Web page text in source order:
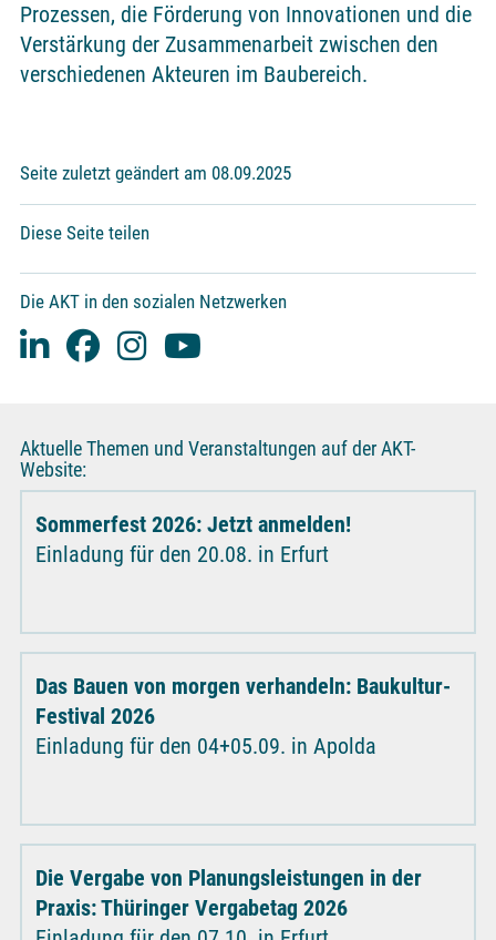
Prozessen, die Förderung von Innovationen und die
Verstärkung der Zusammenarbeit zwischen den
verschiedenen Akteuren im Baubereich.
Seite zuletzt geändert am 08.09.2025
Diese Seite teilen
Die AKT in den sozialen Netzwerken
Aktuelle Themen und Veranstaltungen auf der AKT-
Website:
Sommerfest 2026: Jetzt anmelden!
Einladung für den 20.08. in Erfurt
Das Bauen von morgen verhandeln: Baukultur-
Festival 2026
Einladung für den 04+05.09. in Apolda
Die Vergabe von Planungsleistungen in der
Praxis: Thüringer Vergabetag 2026